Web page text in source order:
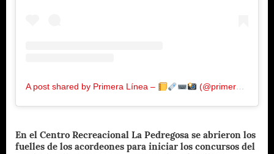
A post shared by Primera Línea – (@primeralinea.com.co)
En el Centro Recreacional La Pedregosa se abrieron los
fuelles de los acordeones para iniciar los concursos del